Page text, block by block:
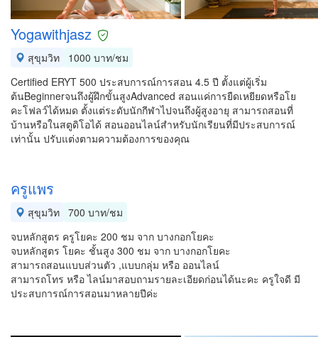
Yogawithjasz
สุขุมวิท
1000 บาท/ชม
Certified ERYT 500 ประสบการณ์การสอน 4.5 ปี ตั้งแต่ผู้เริ่ม
ต้นBeginnerจนถึงผู้ฝึกขั้นสูงAdvanced สอนแค่การยืดเหยียดหรือโย
คะโฟลว์ได้หมด ตั้งแต่ระดับนักกีฬาไปจนถึงผู้สูงอายุ สามารถสอนที่
บ้านหรือในสตูดิโอได้ สอนออนไลน์สำหรับนักเรียนที่มีประสบการณ์
เท่านั้น ปรับแต่งตามความต้องการของคุณ
ครูแพร
สุขุมวิท 700 บาท/ชม
จบหลักสูตร ครูโยคะ 200 ชม จาก บางกอกโยคะ
จบหลักสูตร โยคะ ชั้นสูง 300 ชม จาก บางกอกโยคะ
สามารถสอนแบบส่วนตัว ,แบบกลุ่ม หรือ ออนไลน์
สามารถโทร หรือ ไลน์มาสอบถามรายละเอียดก่อนได้นะคะ ครูใจดี มี
ประสบการณ์การสอนมาหลายปีค่ะ